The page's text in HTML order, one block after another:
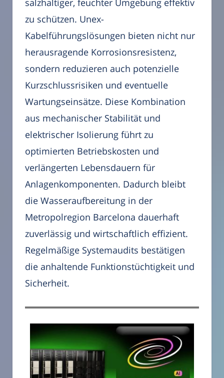
salzhaltiger, feuchter Umgebung effektiv
zu schützen. Unex-
Kabelführungslösungen bieten nicht nur
herausragende Korrosionsresistenz,
sondern reduzieren auch potenzielle
Kurzschlussrisiken und eventuelle
Wartungseinsätze. Diese Kombination
aus mechanischer Stabilität und
elektrischer Isolierung führt zu
optimierten Betriebskosten und
verlängerten Lebensdauern für
Anlagenkomponenten. Dadurch bleibt
die Wasseraufbereitung in der
Metropolregion Barcelona dauerhaft
zuverlässig und wirtschaftlich effizient.
Regelmäßige Systemaudits bestätigen
die anhaltende Funktionstüchtigkeit und
Sicherheit.